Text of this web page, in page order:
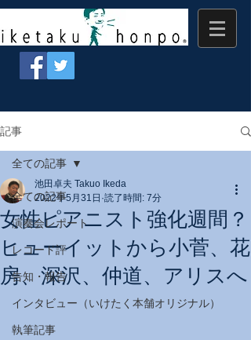
記事
全ての記事
演奏会レポート
レコード評
告知・報告
インタビュー（いけたく本舗オリジナル）
執筆記事
全ての記事
女性ピアニスト強化週間？
ヒューイットから小菅、花
房、深沢、仲道、アリスへ
池田卓夫 Takuo Ikeda
2022年5月31日 読了時間: 7分